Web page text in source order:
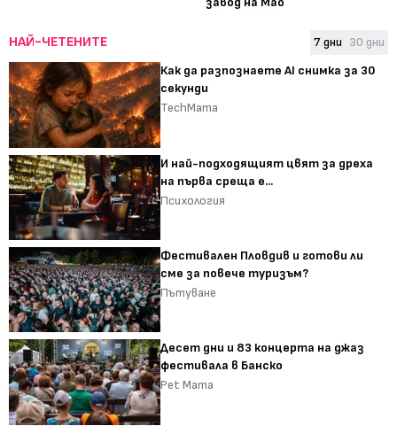
НАЙ-ЧЕТЕНИТЕ 7 дни 30 дни
Как да разпознаете AI снимка за 30
секунди
TechMama
И най-подходящият цвят за дреха
на първа среща е...
Психология
Фестивален Пловдив и готови ли
сме за повече туризъм?
Пътуване
Десет дни и 83 концерта на джаз
фестивала в Банско
Pet Mama